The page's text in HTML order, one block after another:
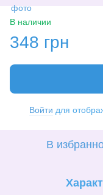
В наличии
348 грн
Войти для
В